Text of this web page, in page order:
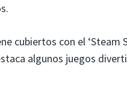
cubiertos con el ‘Steam
algunos juegos